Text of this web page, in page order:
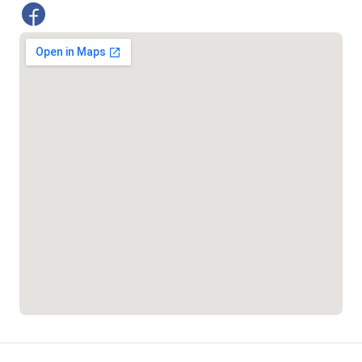
১৬১২২